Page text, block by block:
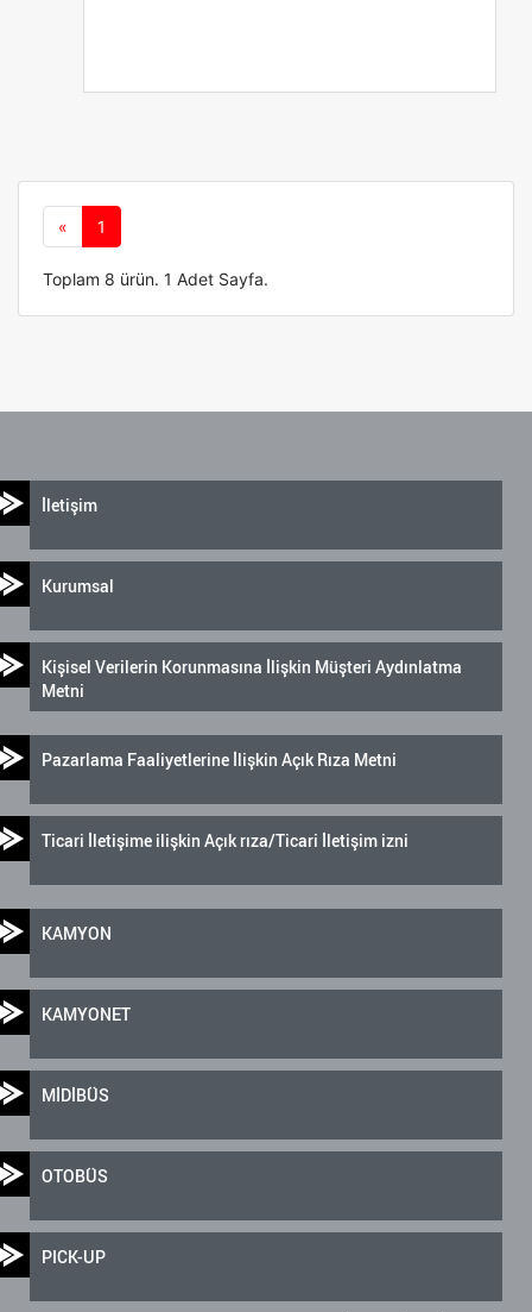
« Önceki
1
Toplam 8 ürün. 1 Adet Sayfa.
İletişim
Kurumsal
Kişisel Verilerin Korunmasına İlişkin Müşteri Aydınlatma
Metni
Pazarlama Faaliyetlerine İlişkin Açık Rıza Metni
Ticari İletişime ilişkin Açık rıza/Ticari İletişim izni
KAMYON
KAMYONET
MİDİBÜS
OTOBÜS
PICK-UP